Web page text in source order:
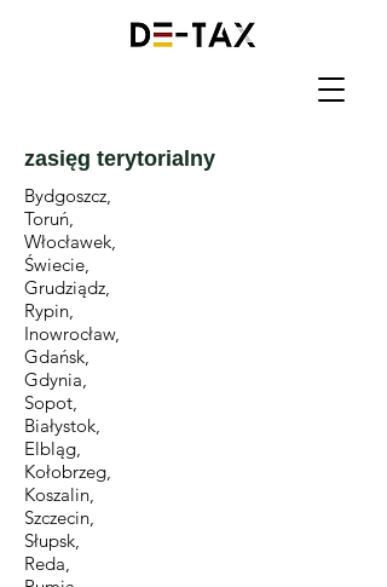
zasięg terytorialny
Bydgoszcz,
Toruń,
Włocławek,
Świecie,
Grudziądz,
Rypin,
Inowrocław,
Gdańsk,
Gdynia,
Sopot,
Białystok,
Elbląg,
Kołobrzeg,
Koszalin,
Szczecin,
Słupsk,
Reda,